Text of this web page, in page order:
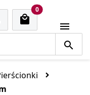

0cart items
